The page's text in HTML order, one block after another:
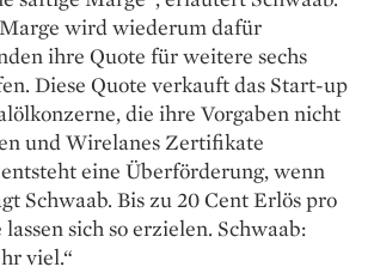
wird wiederum dafür
ihre Quote für weitere sechs
Diese Quote verkauft das Start-up
die ihre Vorgaben nicht
und Wirelanes Zertifikate
eine Über­förderung, wenn
Schwaab. Bis zu 20 Cent Erlös pro
sich so erzielen. Schwaab:
viel.“